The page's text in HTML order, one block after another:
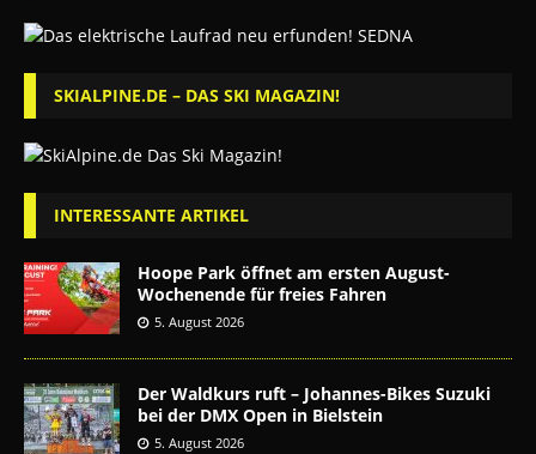
SKIALPINE.DE – DAS SKI MAGAZIN!
INTERESSANTE ARTIKEL
Hoope Park öffnet am ersten August-
Wochenende für freies Fahren
5. August 2026
Der Waldkurs ruft – Johannes-Bikes Suzuki
bei der DMX Open in Bielstein
5. August 2026